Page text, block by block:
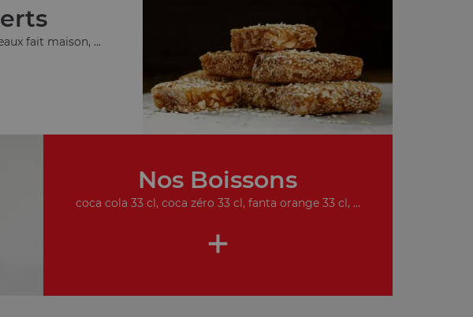
fait maison, ...
Nos Boissons
coca cola 33 cl, coca zéro 33 cl, fanta orange 33 cl, ...
+